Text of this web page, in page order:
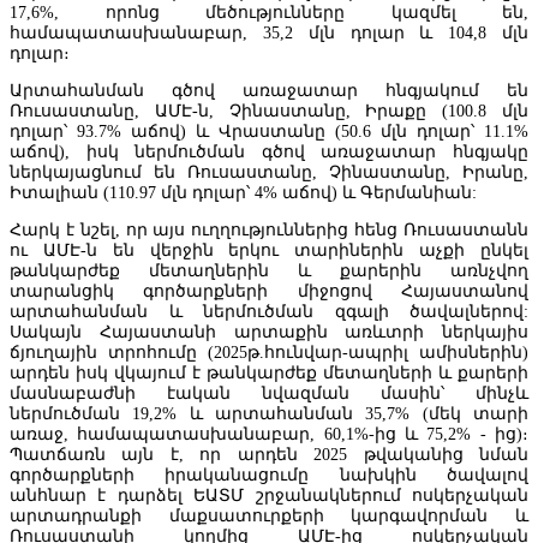
Օվերչուկ. Ռուսաստանի և Հայաստանի միջև
առևտրաշրջանառությունը այս տարի նվազել է երկու երրորդով
«Հայաստանի էլեկտրական ցանցեր» ՓԲԸ-ն կփոխանցվի
17,6%, որոնց մեծությունները կազմել են,
համապատասխանաբար, 35,2 մլն դոլար և 104,8 մլն
դոլար։
Արտահանման գծով առաջատար հնգյակում են
Ռուսաստանը, ԱՄԷ-ն, Չինաստանը, Իրաքը (100.8 մլն
դոլար՝ 93.7% աճով) և Վրաստանը (50.6 մլն դոլար՝ 11.1%
աճով), իսկ ներմուծման գծով առաջատար հնգյակը
ներկայացնում են Ռուսաստանը, Չինաստանը, Իրանը,
Իտալիան (110.97 մլն դոլար՝ 4% աճով) և Գերմանիան:
Հարկ է նշել, որ այս ուղղություններից հենց Ռուսաստանն
ու ԱՄԷ-ն են վերջին երկու տարիներին աչքի ընկել
թանկարժեք մետաղներին և քարերին առնչվող
տարանցիկ գործարքների միջոցով Հայաստանով
արտահանման և ներմուծման զգալի ծավալներով:
Սակայն Հայաստանի արտաքին առևտրի ներկայիս
ճյուղային տրոհումը (2025թ.հունվար-ապրիլ ամիսներին)
արդեն իսկ վկայում է թանկարժեք մետաղների և քարերի
մասնաբաժնի էական նվազման մասին՝ մինչև
ներմուծման 19,2% և արտահանման 35,7% (մեկ տարի
առաջ, համապատասխանաբար, 60,1%-ից և 75,2% - ից)։
Պատճառն այն է, որ արդեն 2025 թվականից նման
գործարքների իրականացումը նախկին ծավալով
անհնար է դարձել ԵԱՏՄ շրջանակներում ոսկերչական
արտադրանքի մաքսատուրքերի կարգավորման և
Ռուսաստանի կողմից ԱՄԷ-ից ոսկերչական